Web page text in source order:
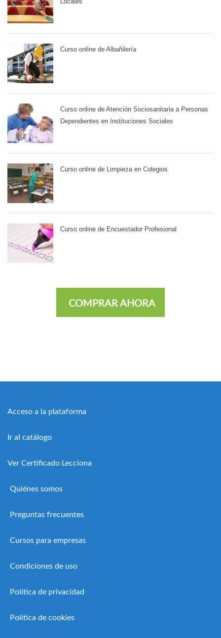
Curso online de Albañilería
Curso online de Atención Sociosanitaria a Personas
Dependientes en Instituciones Sociales
Curso online de Limpieza en Colegios
Curso online de Encuestador Profesional
COMPRAR AHORA
Acceso a la plataforma
Ir al catálogo
Ver Certificado Lecciona
Quiénes somos
Preguntas frecuentes
Cursos para empresas
Condiciones de uso
Política de privacidad
Política de cookies